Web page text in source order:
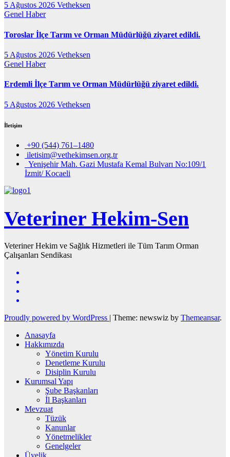
5 Ağustos 2026 Vetheksen
Genel Haber
Toroslar İlçe Tarım ve Orman Müdürlüğü ziyaret edildi.
5 Ağustos 2026 Vetheksen
Genel Haber
Erdemli İlçe Tarım ve Orman Müdürlüğü ziyaret edildi.
5 Ağustos 2026 Vetheksen
İletişim
+90 (544) 761–1480
iletisim@vethekimsen.org.tr
Yenişehir Mah. Gazi Mustafa Kemal Bulvarı No:109/1
İzmit/ Kocaeli
Veteriner Hekim-Sen
Veteriner Hekim ve Sağlık Hizmetleri ile Tüm Tarım Orman
Çalışanları Sendikası
Proudly powered by WordPress | Theme: newswiz by Themeansar.
Anasayfa
Hakkımızda
Yönetim Kurulu
Denetleme Kurulu
Disiplin Kurulu
Kurumsal Yapı
Şube Başkanları
İl Başkanları
Mevzuat
Tüzük
Kanunlar
Yönetmelikler
Genelgeler